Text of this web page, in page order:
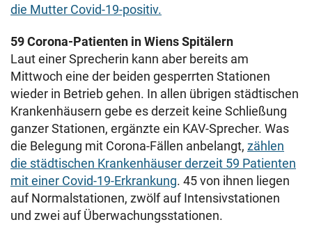
die Mutter Covid-19-positiv.
59 Corona-Patienten in Wiens Spitälern
Laut einer Sprecherin kann aber bereits am
Mittwoch eine der beiden gesperrten Stationen
wieder in Betrieb gehen. In allen übrigen städtischen
Krankenhäusern gebe es derzeit keine Schließung
ganzer Stationen, ergänzte ein KAV-Sprecher. Was
die Belegung mit Corona-Fällen anbelangt, zählen
die städtischen Krankenhäuser derzeit 59 Patienten
mit einer Covid-19-Erkrankung. 45 von ihnen liegen
auf Normalstationen, zwölf auf Intensivstationen
und zwei auf Überwachungsstationen.